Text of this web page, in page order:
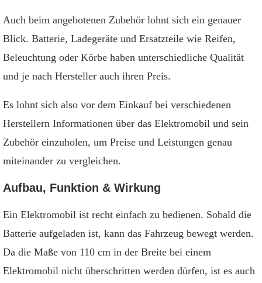
Auch beim angebotenen Zubehör lohnt sich ein genauer
Blick. Batterie, Ladegeräte und Ersatzteile wie Reifen,
Beleuchtung oder Körbe haben unterschiedliche Qualität
und je nach Hersteller auch ihren Preis.
Es lohnt sich also vor dem Einkauf bei verschiedenen
Herstellern Informationen über das Elektromobil und sein
Zubehör einzuholen, um Preise und Leistungen genau
miteinander zu vergleichen.
Aufbau, Funktion & Wirkung
Ein Elektromobil ist recht einfach zu bedienen. Sobald die
Batterie aufgeladen ist, kann das Fahrzeug bewegt werden.
Da die Maße von 110 cm in der Breite bei einem
Elektromobil nicht überschritten werden dürfen, ist es auch